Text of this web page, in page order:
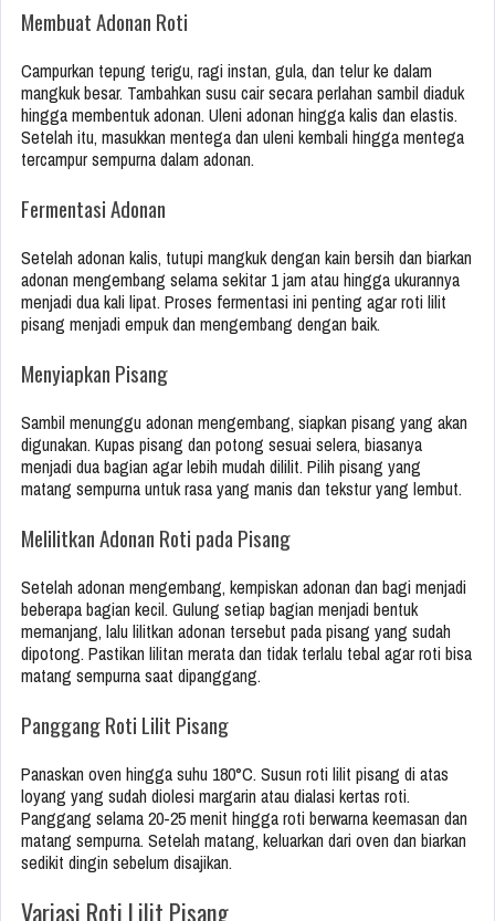
Membuat Adonan Roti
Campurkan tepung terigu, ragi instan, gula, dan telur ke dalam
mangkuk besar. Tambahkan susu cair secara perlahan sambil diaduk
hingga membentuk adonan. Uleni adonan hingga kalis dan elastis.
Setelah itu, masukkan mentega dan uleni kembali hingga mentega
tercampur sempurna dalam adonan.
Fermentasi Adonan
Setelah adonan kalis, tutupi mangkuk dengan kain bersih dan biarkan
adonan mengembang selama sekitar 1 jam atau hingga ukurannya
menjadi dua kali lipat. Proses fermentasi ini penting agar roti lilit
pisang menjadi empuk dan mengembang dengan baik.
Menyiapkan Pisang
Sambil menunggu adonan mengembang, siapkan pisang yang akan
digunakan. Kupas pisang dan potong sesuai selera, biasanya
menjadi dua bagian agar lebih mudah dililit. Pilih pisang yang
matang sempurna untuk rasa yang manis dan tekstur yang lembut.
Melilitkan Adonan Roti pada Pisang
Setelah adonan mengembang, kempiskan adonan dan bagi menjadi
beberapa bagian kecil. Gulung setiap bagian menjadi bentuk
memanjang, lalu lilitkan adonan tersebut pada pisang yang sudah
dipotong. Pastikan lilitan merata dan tidak terlalu tebal agar roti bisa
matang sempurna saat dipanggang.
Panggang Roti Lilit Pisang
Panaskan oven hingga suhu 180°C. Susun roti lilit pisang di atas
loyang yang sudah diolesi margarin atau dialasi kertas roti.
Panggang selama 20-25 menit hingga roti berwarna keemasan dan
matang sempurna. Setelah matang, keluarkan dari oven dan biarkan
sedikit dingin sebelum disajikan.
Variasi Roti Lilit Pisang